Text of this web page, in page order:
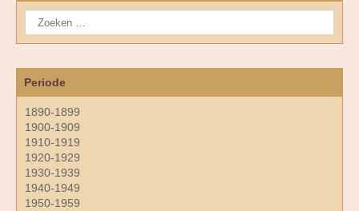
Periode
1890-1899
1900-1909
1910-1919
1920-1929
1930-1939
1940-1949
1950-1959